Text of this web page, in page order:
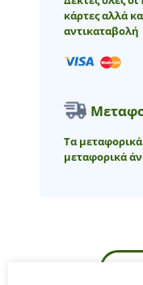
κάρτες αλλά
αντικαταβολή
Τα
μεταφορικά